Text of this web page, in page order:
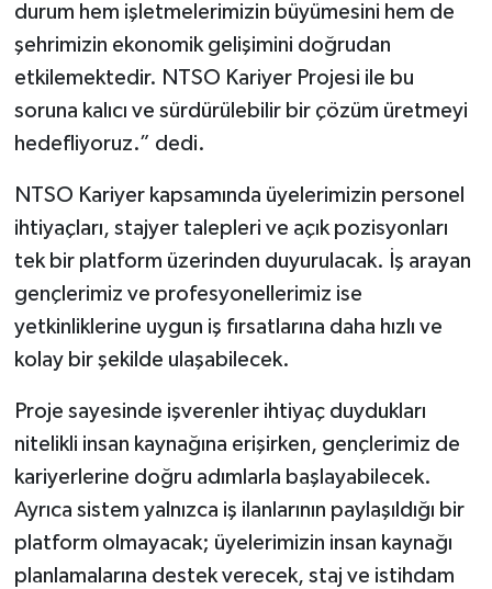
durum hem işletmelerimizin büyümesini hem de
şehrimizin ekonomik gelişimini doğrudan
etkilemektedir. NTSO Kariyer Projesi ile bu
soruna kalıcı ve sürdürülebilir bir çözüm üretmeyi
hedefliyoruz.” dedi.
NTSO Kariyer kapsamında üyelerimizin personel
ihtiyaçları, stajyer talepleri ve açık pozisyonları
tek bir platform üzerinden duyurulacak. İş arayan
gençlerimiz ve profesyonellerimiz ise
yetkinliklerine uygun iş fırsatlarına daha hızlı ve
kolay bir şekilde ulaşabilecek.
Proje sayesinde işverenler ihtiyaç duydukları
nitelikli insan kaynağına erişirken, gençlerimiz de
kariyerlerine doğru adımlarla başlayabilecek.
Ayrıca sistem yalnızca iş ilanlarının paylaşıldığı bir
platform olmayacak; üyelerimizin insan kaynağı
planlamalarına destek verecek, staj ve istihdam